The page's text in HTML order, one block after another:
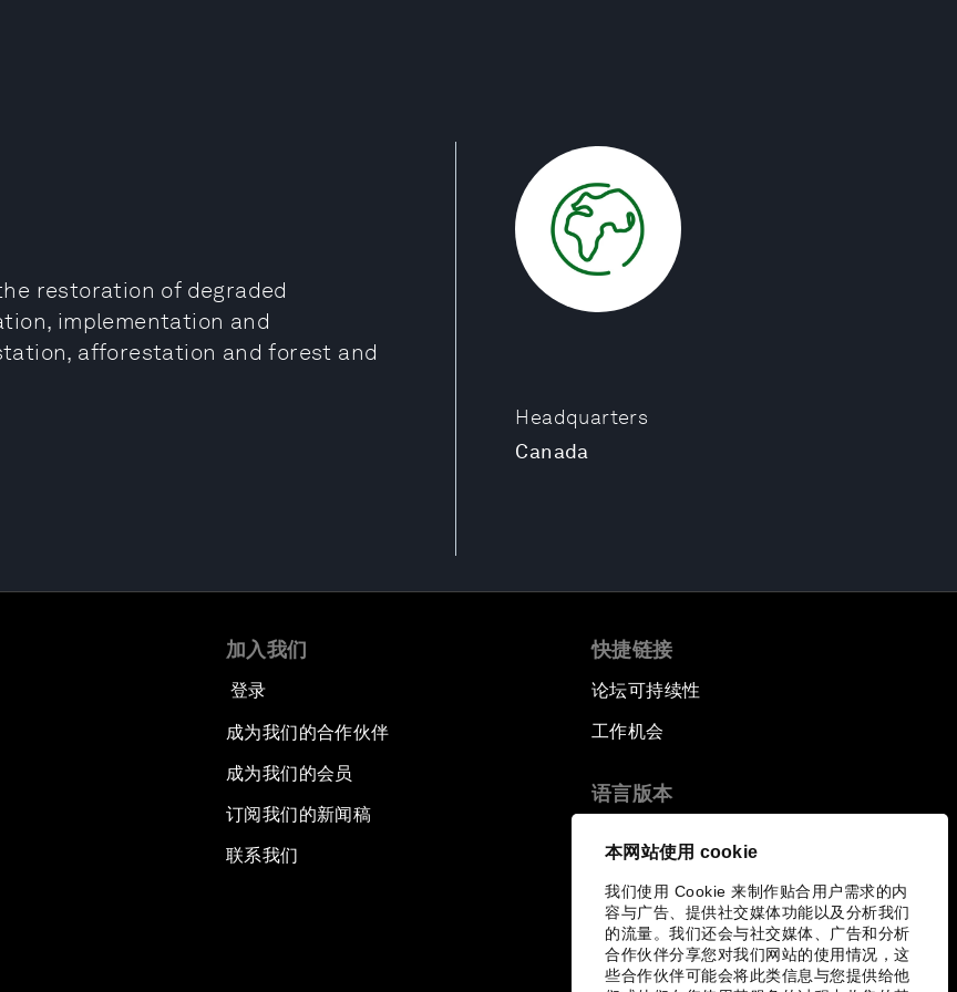
本网站使用 cookie
我们使用 Cookie 来制作贴合用户需求的内
容与广告、提供社交媒体功能以及分析我们
的流量。我们还会与社交媒体、广告和分析
合作伙伴分享您对我们网站的使用情况，这
些合作伙伴可能会将此类信息与您提供给他
Headquarters
Canada
restoration of degraded
implementation and
afforestation and forest and
加入我们
登录
成为我们的合作伙伴
成为我们的会员
订阅我们的新闻稿
联系我们
快捷链接
论坛可持续性
工作机会
语言版本